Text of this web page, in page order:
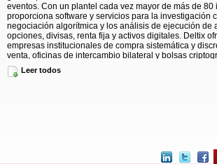
eventos. Con un plantel cada vez mayor de más de
proporciona software y servicios para la investigación
negociación algorítmica y los análisis de ejecución de
opciones, divisas, renta fija y activos digitales. Deltix
empresas institucionales de compra sistemática y
venta, oficinas de intercambio bilateral y bolsas
más información, visite
cumplimiento bancario establecidas por el
Financieros del Estado de Nueva York y la Ley
Leer todos